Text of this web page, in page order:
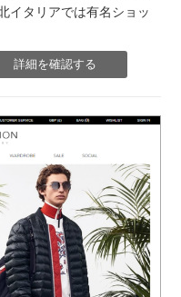
イタリアでは有名ショッ
詳細を確認する